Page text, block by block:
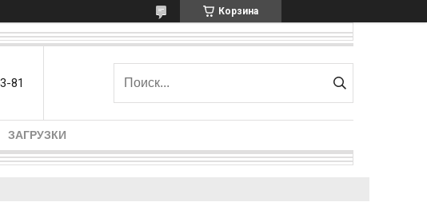
Корзина
81
ЗАГРУЗКИ